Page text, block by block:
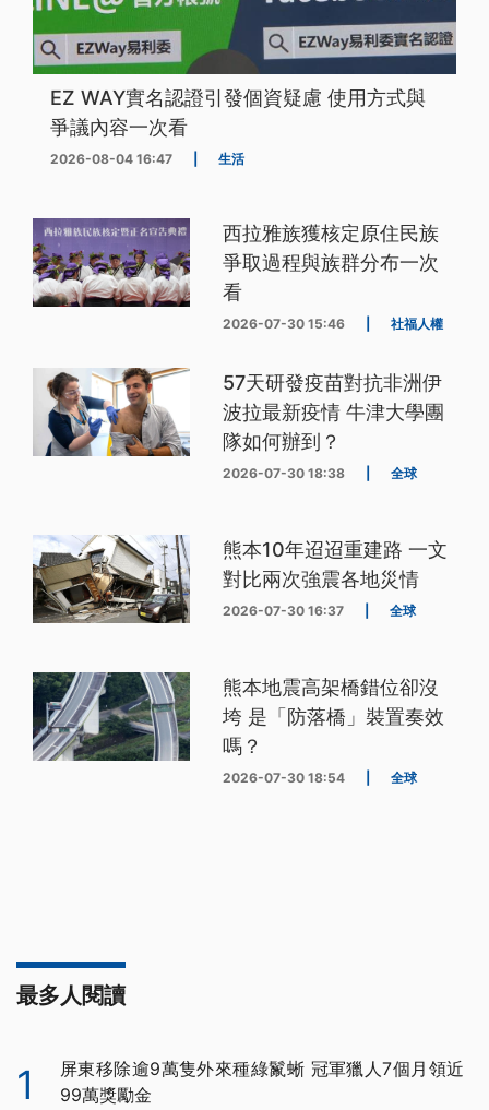
EZ WAY實名認證引發個資疑慮 使用方式與
爭議內容一次看
2026-08-04 16:47 生活
西拉雅族獲核定原住民族
爭取過程與族群分布一次
看
2026-07-30 15:46 社福人權
57天研發疫苗對抗非洲伊
波拉最新疫情 牛津大學團
隊如何辦到？
2026-07-30 18:38 全球
熊本10年迢迢重建路 一文
對比兩次強震各地災情
2026-07-30 16:37 全球
熊本地震高架橋錯位卻沒
垮 是「防落橋」裝置奏效
嗎？
2026-07-30 18:54 全球
最多人閱讀
1
屏東移除逾9萬隻外來種綠鬣蜥 冠軍獵人7個月領近
99萬獎勵金